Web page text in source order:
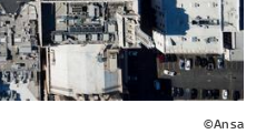
©Ansa